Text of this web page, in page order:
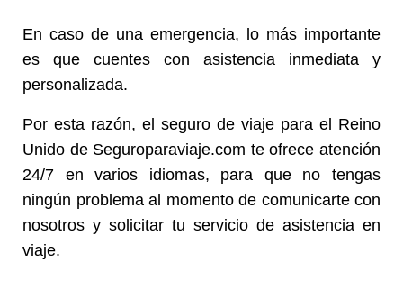
En caso de una emergencia, lo más importante
es que cuentes con asistencia inmediata y
personalizada.
Por esta razón, el seguro de viaje para el Reino
Unido de Seguroparaviaje.com te ofrece atención
24/7 en varios idiomas, para que no tengas
ningún problema al momento de comunicarte con
nosotros y solicitar tu servicio de asistencia en
viaje.